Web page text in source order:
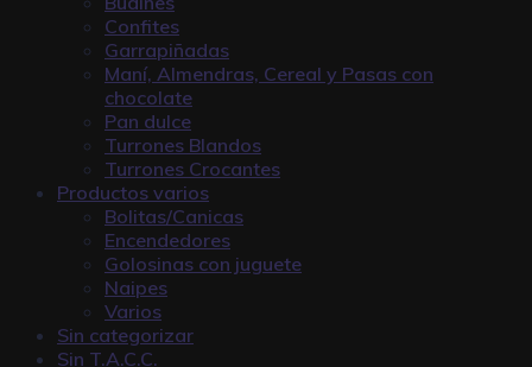
Confites
Garrapiñadas
Maní, Almendras, Cereal y Pasas con
chocolate
Pan dulce
Turrones Blandos
Turrones Crocantes
Productos varios
Bolitas/Canicas
Encendedores
Golosinas con juguete
Naipes
Varios
Sin categorizar
Sin T.A.C.C.